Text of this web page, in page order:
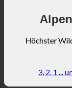
Höchster
3, 2, 1 ...